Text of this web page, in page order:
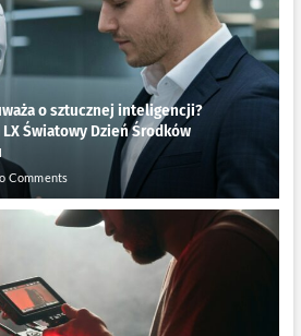
o sztucznej inteligencji?
Światowy Dzień Środków
Comments